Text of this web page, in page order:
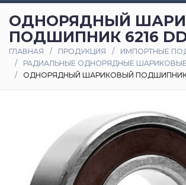
и
статьи
Оплата
доставка
ОДНОРЯДНЫЙ
ПОДШИПНИК 6216
ГЛАВНАЯ ПРОДУКЦИЯ
ИМПОРТНЫЕ
РАДИАЛЬНЫЕ ОДНОРЯДНЫЕ
ОДНОРЯДНЫЙ ШАРИКОВЫЙ ПОДШИПНИК